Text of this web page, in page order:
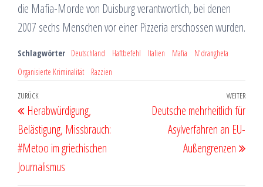
die Mafia-Morde von Duisburg verantwortlich, bei denen
2007 sechs Menschen vor einer Pizzeria erschossen wurden.
Schlagwörter Deutschland Haftbefehl Italien Mafia
N'drangheta
Organisierte Kriminalität
Razzien
Beitragsnavigation
Vorheriger
Beitrag
ZURÜCK
Herabwürdigung,
Belästigung, Missbrauch:
#Metoo im griechischen
Journalismus
WEITER
Deutsche mehrheitlich für
Asylverfahren an EU-
Außengrenzen